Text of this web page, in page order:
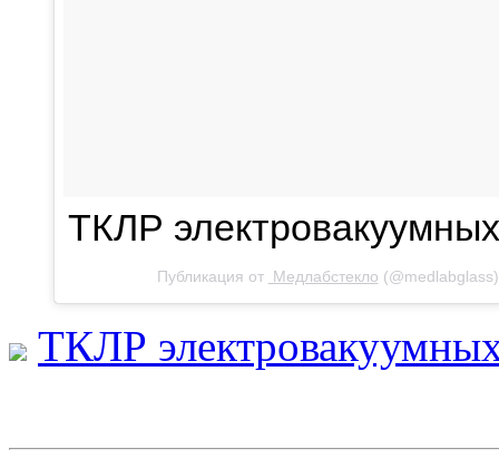
ТКЛР
Публикация от Медлабстекло (
ТКЛР